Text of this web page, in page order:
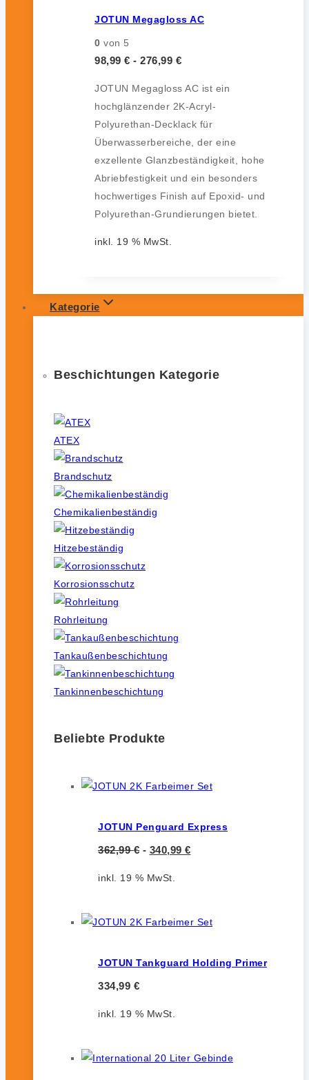
JOTUN Megagloss AC
0 von 5
98,99 € - 276,99 €
JOTUN Megagloss AC ist ein
hochglänzender 2K-Acryl-
Polyurethan-Decklack für
Überwasserbereiche, der eine
exzellente Glanzbeständigkeit, hohe
Abriebfestigkeit und ein besonders
hochwertiges Finish auf Epoxid- und
Polyurethan-Grundierungen bietet.
inkl. 19 % MwSt.
Kategorie
Beschichtungen Kategorie
ATEX
Brandschutz
Chemikalienbeständig
Hitzebeständig
Korrosionsschutz
Rohrleitung
Tankaußenbeschichtung
Tankinnenbeschichtung
Beliebte Produkte
JOTUN Penguard Express
362,99€ - 340,99 €
inkl. 19 % MwSt.
JOTUN Tankguard Holding Primer
334,99 €
inkl. 19 % MwSt.